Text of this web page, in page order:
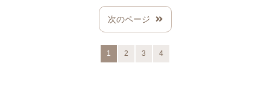
次のページ
1 2 3 4